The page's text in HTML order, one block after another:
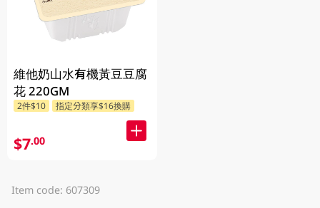
維他奶山水有機黃豆豆腐
花 220GM
2件$10 指定分類享$16換購
$7.00
Item code: 607309